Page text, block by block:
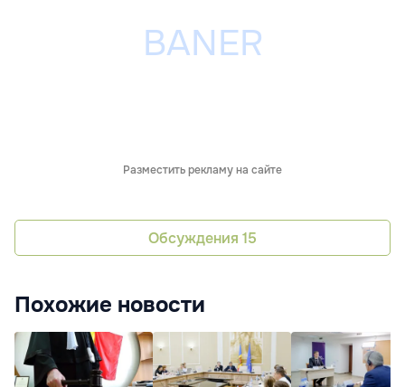
Разместить рекламу на сайте
Обсуждения 15
Похожие новости